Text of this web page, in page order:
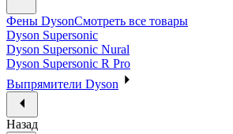
Фены DysonСмотреть все товары
Dyson Supersonic
Dyson Supersonic Nural
Dyson Supersonic R Pro
Выпрямители Dyson
Назад